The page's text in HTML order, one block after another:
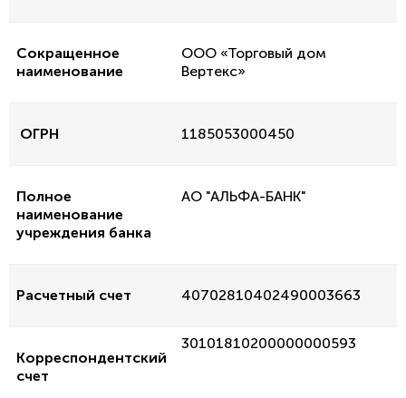
Сокращенное
наименование
ООО «Торговый дом
Вертекс»
ОГРН 1185053000450
Полное
наименование
учреждения банка
АО "АЛЬФА-БАНК"
Расчетный счет 40702810402490003663
Корреспондентский
счет
30101810200000000593